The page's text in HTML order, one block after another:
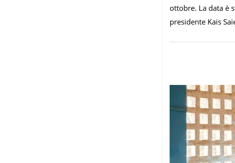
ottobre. La data è
presidente Kais